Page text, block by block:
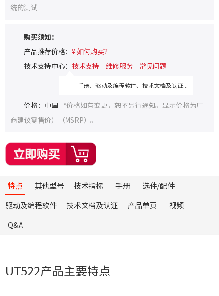
统的测试
购买须知：
产品推荐价格：¥ 如何购买？
技术支持中心： 技术支持 维修服务 常见问题
手册、驱动及编程软件、技术文档及认证...
价格：中国 *价格如有变更，恕不另行通知。显示价格为厂
商建议零售价）（MSRP）。
特点 其他型号 技术指标 手册
选件/配件
驱动及编程软件
技术文档及认证 产品单页
视频
Q&A
UT522产品主要特点